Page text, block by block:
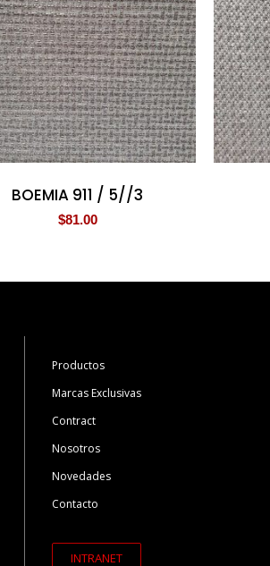
BOEMIA 911 / 5//3
$81.00
Productos
Marcas Exclusivas
Contract
Nosotros
Novedades
Contacto
INTRANET